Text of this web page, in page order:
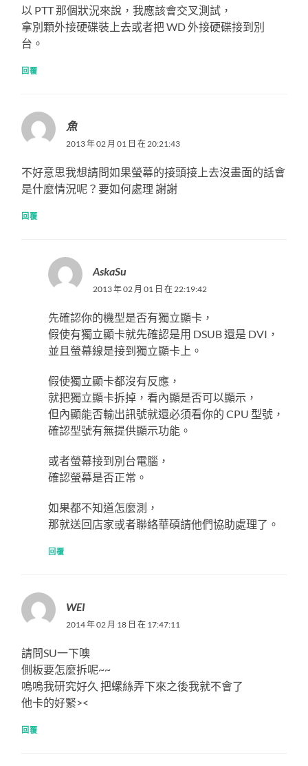
以 PTT 那個狀況來說，我應該會交叉測試，
拿別顆外接硬碟裝上去或者把 WD 外接硬碟接到別
台。
回覆
魚
2013 年 02 月 01 日 在 20:21:43
不好意思我想請問如果螢幕的接頭接上去沒畫面的話會
是什麼情況呢？要如何處理 謝謝
回覆
AskaSu
2013 年 02 月 01 日 在 22:19:42
先確認你的機型是否有獨立顯卡，
假使有獨立顯卡就先確認是用 DSUB 還是 DVI，
並且螢幕線是接到獨立顯卡上。
假使獨立顯卡都沒有反應，
就把獨立顯卡拆掉，看內顯是否可以顯示，
但內顯能否輸出訊號就還必須看你的 CPU 型號，
確認型號有無提供顯示功能。
或者螢幕接到別台電腦，
確認螢幕是否正常。
如果都不知道怎麼測，
那就送回店家或者聯絡華碩請他們協助處理了。
回覆
WEI
2014 年 02 月 18 日 在 17:47:11
請問SU一下噢
側板要怎麼拆呢~~
嗚嗚我研究好久 把螺絲弄下來之後我就不會了
他卡的好緊><
回覆